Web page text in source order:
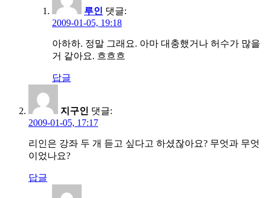
루인 댓글:
2009-01-05, 19:18
아하하. 정말 그래요. 아마 대충했거나 허수가 많을
거 같아요. 흐흐흐
답글
지구인 댓글:
2009-01-05, 17:17
리인은 강좌 두 개 듣고 싶다고 하셨잖아요? 무엇과 무엇
이었나요?
답글